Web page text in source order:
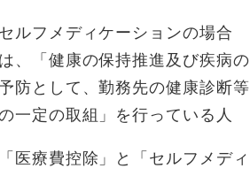
セルフメディケーションの場合
は、「健康の保持推進及び疾病の
防として、勤務先の健康診断等
一定の取組」を行っている人
「医療費控除」と「セルフメディ